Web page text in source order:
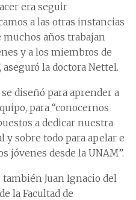
era seguir
a las otras instancias
muchos años trabajan
y a los miembros de
la doctora Nettel.
diseñó para aprender a
para “conocernos
a dedicar nuestra
y sobre todo para apelar e
jóvenes desde la UNAM”.
Juan Ignacio del
la Facultad de